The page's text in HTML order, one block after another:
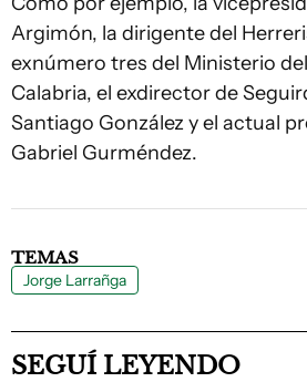
Argimón, la dirigente del
exnúmero tres del Ministerio
Calabria, el exdirector de
Santiago González y el actual
Gabriel Gurméndez.
TEMAS
Jorge Larrañga
SEGUÍ LEYENDO